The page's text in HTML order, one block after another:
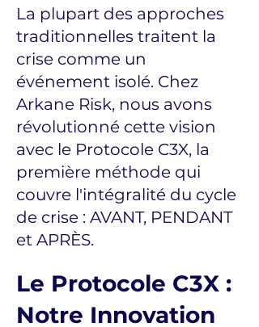
La plupart des approches
traditionnelles traitent la
crise comme un
événement isolé. Chez
Arkane Risk, nous avons
révolutionné cette vision
avec le Protocole C3X, la
première méthode qui
couvre l'intégralité du cycle
de crise : AVANT, PENDANT
et APRÈS.
Le Protocole C3X :
Notre Innovation